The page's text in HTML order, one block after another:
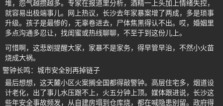
堆，怨气越攒越多。专家在报道里分析，酒精一上头加上情绪失控，
就容易出极端事儿。网上热议，长沙去年家暴案增了两成，多是琐事
升级。孩子是最惨的，无辜卷进去，尸体焦黑得认不出。哎，婚姻里
多点沟通多忍让，找闺蜜或热线聊聊，不至于到这份儿上。
可惜啊，这悲剧提醒大家，家暴不是家务，得早管早治，不然小火苗
烧成大祸。
警钟长鸣：城市安全别再掉链子
最后想想，这天麓小区火案搁全国都得敲警钟。高层住宅多，烟道设
计老化，出了事儿水压跟不上，火五分钟上顶。媒体跟进说，长沙这
些年安全事故频发，从自建房塌到仓库烧，都在喊隐患别留。政府得